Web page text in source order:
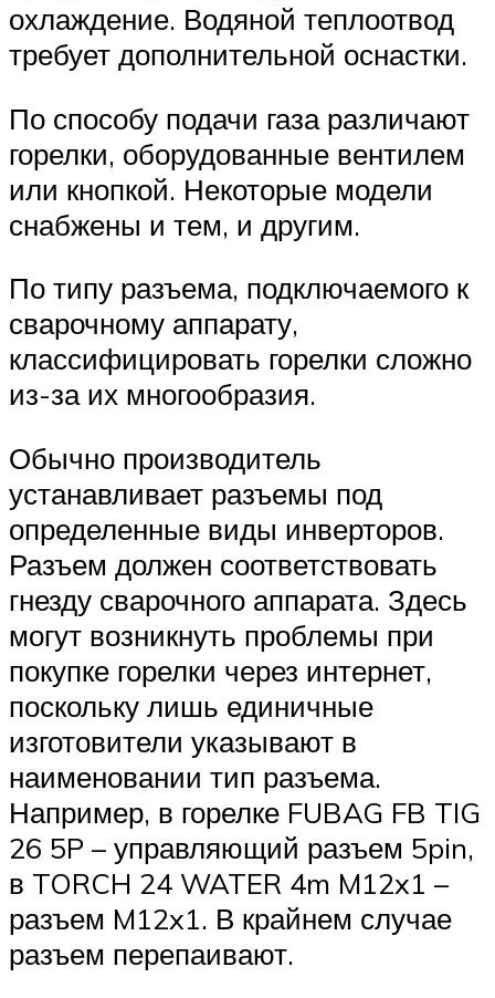
охлаждение. Водяной теплоотвод
требует дополнительной оснастки.
По способу подачи газа различают
горелки, оборудованные вентилем
или кнопкой. Некоторые модели
снабжены и тем, и другим.
По типу разъема, подключаемого к
сварочному аппарату,
классифицировать горелки сложно
из-за их многообразия.
Обычно производитель
устанавливает разъемы под
определенные виды инверторов.
Разъем должен соответствовать
гнезду сварочного аппарата. Здесь
могут возникнуть проблемы при
покупке горелки через интернет,
поскольку лишь единичные
изготовители указывают в
наименовании тип разъема.
Например, в горелке FUBAG FB TIG
26 5P – управляющий разъем 5pin,
в TORCH 24 WATER 4m M12x1 –
разъем M12x1. В крайнем случае
разъем перепаивают.